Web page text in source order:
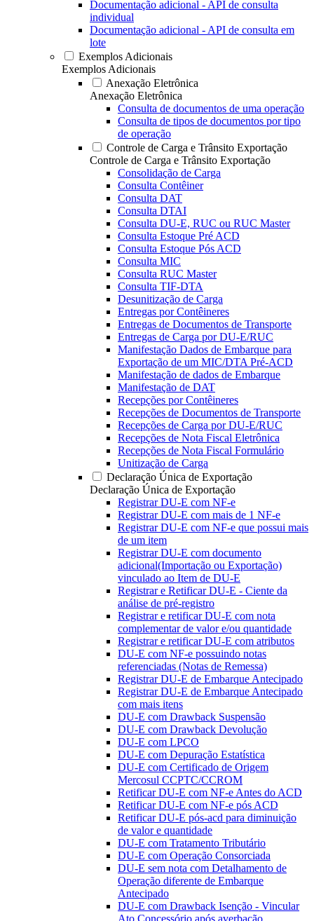
Documentação adicional - API de consulta
individual
Documentação adicional - API de consulta em
lote
Exemplos Adicionais
Exemplos Adicionais
Anexação Eletrônica
Anexação Eletrônica
Consulta de documentos de uma operação
Consulta de tipos de documentos por tipo
de operação
Controle de Carga e Trânsito Exportação
Controle de Carga e Trânsito Exportação
Consolidação de Carga
Consulta Contêiner
Consulta DAT
Consulta DTAI
Consulta DU-E, RUC ou RUC Master
Consulta Estoque Pré ACD
Consulta Estoque Pós ACD
Consulta MIC
Consulta RUC Master
Consulta TIF-DTA
Desunitização de Carga
Entregas por Contêineres
Entregas de Documentos de Transporte
Entregas de Carga por DU-E/RUC
Manifestação Dados de Embarque para
Exportação de um MIC/DTA Pré-ACD
Manifestação de dados de Embarque
Manifestação de DAT
Recepções por Contêineres
Recepções de Documentos de Transporte
Recepções de Carga por DU-E/RUC
Recepções de Nota Fiscal Eletrônica
Recepções de Nota Fiscal Formulário
Unitização de Carga
Declaração Única de Exportação
Declaração Única de Exportação
Registrar DU-E com NF-e
Registrar DU-E com mais de 1 NF-e
Registrar DU-E com NF-e que possui mais
de um item
Registrar DU-E com documento
adicional(Importação ou Exportação)
vinculado ao Item de DU-E
Registrar e Retificar DU-E - Ciente da
análise de pré-registro
Registrar e retificar DU-E com nota
complementar de valor e/ou quantidade
Registrar e retificar DU-E com atributos
DU-E com NF-e possuindo notas
referenciadas (Notas de Remessa)
Registrar DU-E de Embarque Antecipado
Registrar DU-E de Embarque Antecipado
com mais itens
DU-E com Drawback Suspensão
DU-E com Drawback Devolução
DU-E com LPCO
DU-E com Depuração Estatística
DU-E com Certificado de Origem
Mercosul CCPTC/CCROM
Retificar DU-E com NF-e Antes do ACD
Retificar DU-E com NF-e pós ACD
Retificar DU-E pós-acd para diminuição
de valor e quantidade
DU-E com Tratamento Tributário
DU-E com Operação Consorciada
DU-E sem nota com Detalhamento de
Operação diferente de Embarque
Antecipado
DU-E com Drawback Isenção - Vincular
Ato Concessório após averbação